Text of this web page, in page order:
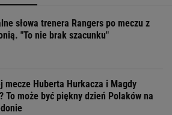
słowa trenera Rangers po meczu z
"To nie brak szacunku"
mecze Huberta Hurkacza i Magdy
To może być piękny dzień Polaków na